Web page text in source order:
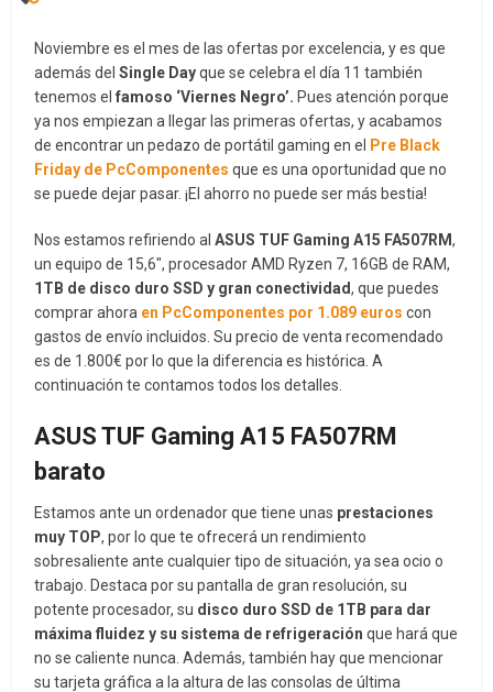
Noviembre es el mes de las ofertas por excelencia, y es que
además del Single Dayque se celebra el día 11 también
tenemos elfamoso ‘Viernes Negro’. Pues atención porque
ya nos empiezan a llegar las primeras ofertas, y acabamos
de encontrar un pedazo de portátil gaming en el Pre Black
Friday de PcComponentesque es una oportunidad que no
se puede dejar pasar. ¡El ahorro no puede ser más bestia!
Nos estamos refiriendo alASUS TUF Gaming A15 FA507RM,
un equipo de 15,6″, procesador AMD Ryzen 7, 16GB de RAM,
1TB de disco duro SSD y gran conectividad, que puedes
comprar ahora en PcComponentes por 1.089 euros con
gastos de envío incluidos. Su precio de venta recomendado
es de 1.800€ por lo que la diferencia es histórica. A
continuación te contamos todos los detalles.
ASUS TUF Gaming A15 FA507RM
barato
Estamos ante un ordenador que tiene unas prestaciones
muy TOP, por lo que te ofrecerá un rendimiento
sobresaliente ante cualquier tipo de situación, ya sea ocio o
trabajo. Destaca por su pantalla de gran resolución, su
potente procesador, su disco duro SSD de 1TB para dar
máxima fluidez y su sistema de refrigeración que hará que
no se caliente nunca. Además, también hay que mencionar
su tarjeta gráfica a la altura de las consolas de última